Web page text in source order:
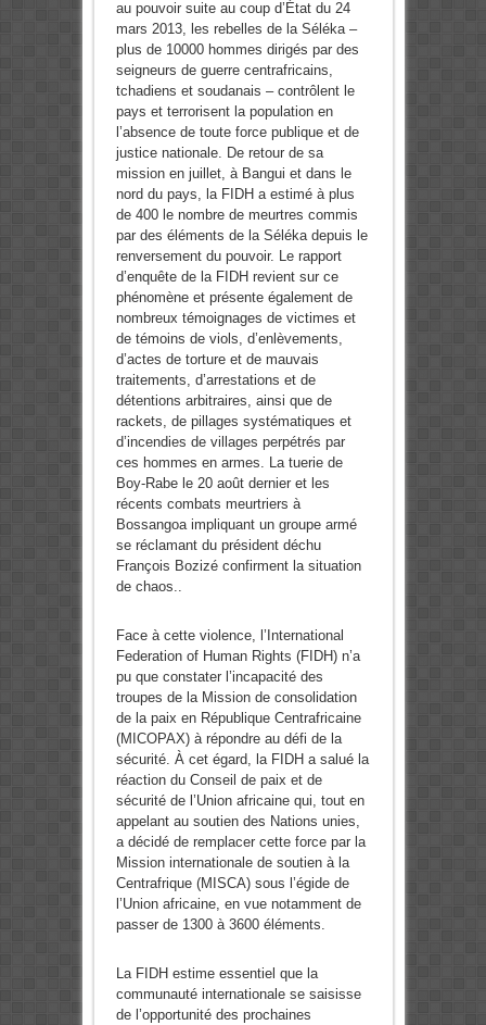
au pouvoir suite au coup d’État du 24
mars 2013, les rebelles de la Séléka –
plus de 10000 hommes dirigés par des
seigneurs de guerre centrafricains,
tchadiens et soudanais – contrôlent le
pays et terrorisent la population en
l’absence de toute force publique et de
justice nationale. De retour de sa
mission en juillet, à Bangui et dans le
nord du pays, la FIDH a estimé à plus
de 400 le nombre de meurtres commis
par des éléments de la Séléka depuis le
renversement du pouvoir. Le rapport
d’enquête de la FIDH revient sur ce
phénomène et présente également de
nombreux témoignages de victimes et
de témoins de viols, d’enlèvements,
d’actes de torture et de mauvais
traitements, d’arrestations et de
détentions arbitraires, ainsi que de
rackets, de pillages systématiques et
d’incendies de villages perpétrés par
ces hommes en armes. La tuerie de
Boy-Rabe le 20 août dernier et les
récents combats meurtriers à
Bossangoa impliquant un groupe armé
se réclamant du président déchu
François Bozizé confirment la situation
de chaos..
Face à cette violence, l’International
Federation of Human Rights (FIDH) n’a
pu que constater l’incapacité des
troupes de la Mission de consolidation
de la paix en République Centrafricaine
(MICOPAX) à répondre au défi de la
sécurité. À cet égard, la FIDH a salué la
réaction du Conseil de paix et de
sécurité de l’Union africaine qui, tout en
appelant au soutien des Nations unies,
a décidé de remplacer cette force par la
Mission internationale de soutien à la
Centrafrique (MISCA) sous l’égide de
l’Union africaine, en vue notamment de
passer de 1300 à 3600 éléments.
La FIDH estime essentiel que la
communauté internationale se saisisse
de l’opportunité des prochaines